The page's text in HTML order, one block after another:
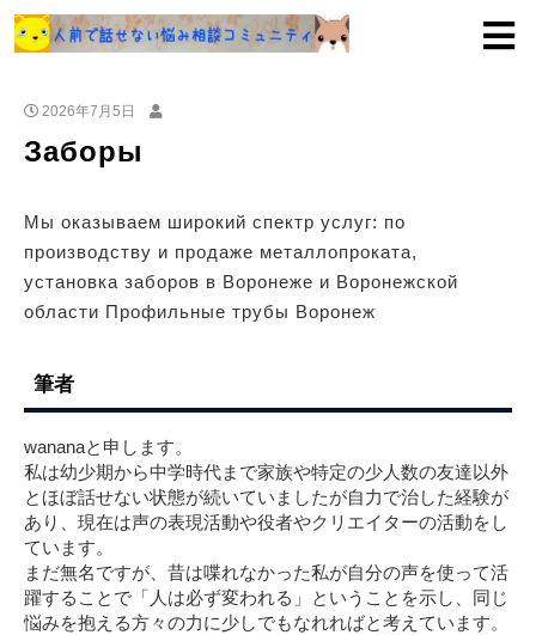
2026年7月5日
Заборы
Мы оказываем широкий спектр услуг: по
производству и продаже металлопроката,
установка заборов в Воронеже и Воронежской
области Профильные трубы Воронеж
筆者
wananaと申します。
私は幼少期から中学時代まで家族や特定の少人数の友達以外
とほぼ話せない状態が続いていましたが自力で治した経験が
あり、現在は声の表現活動や役者やクリエイターの活動をし
ています。
まだ無名ですが、昔は喋れなかった私が自分の声を使って活
躍することで「人は必ず変われる」ということを示し、同じ
悩みを抱える方々の力に少しでもなれればと考えています。